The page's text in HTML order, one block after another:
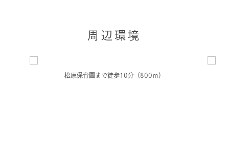
周辺環境
松原保育園まで徒歩10分（800ｍ）